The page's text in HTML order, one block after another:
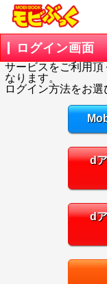
ログイン画面
サービスをご利用頂
なります。
ログイン方法をお選
d
d